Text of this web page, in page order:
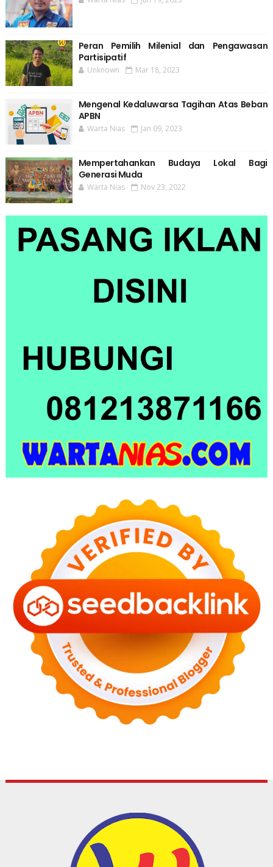
Peran Pemilih Milenial dan Pengawasan
Partisipatif
Unknown Mar 18, 2023
Mengenal Kedaluwarsa Tagihan Atas Beban
APBN
Warta Nias Jan 09, 2023
Mempertahankan Budaya Lokal Bagi
Generasi Muda
Warta Nias Nov 23, 2022